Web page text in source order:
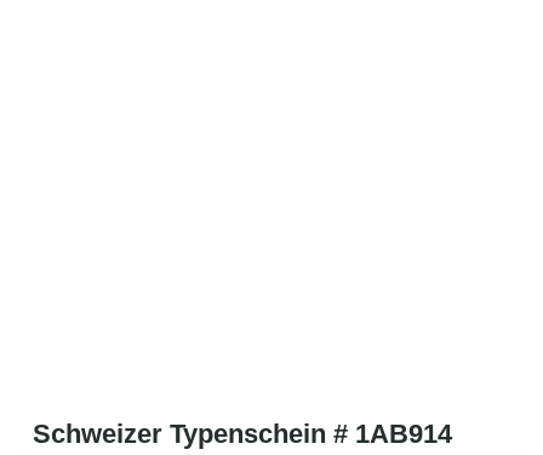
Schweizer Typenschein # 1AB914